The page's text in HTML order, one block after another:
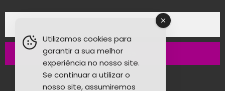
Inscrever-se
Utilizamos cookies para
garantir a sua melhor
experiência no nosso site.
Se continuar a utilizar o
nosso site, assumiremos